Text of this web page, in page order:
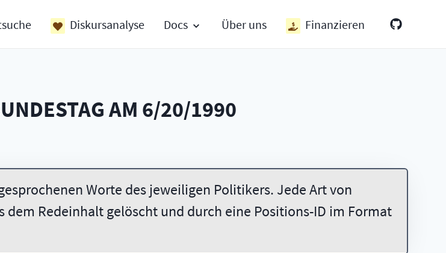
Diskursanalyse Docs Über uns Finanzieren
AM 6/20/1990
Worte des jeweiligen Politikers. Jede Art von
Redeinhalt gelöscht und durch eine Positions-ID im Format